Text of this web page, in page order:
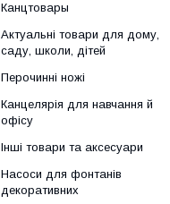
Канцтовары
Актуальні товари для дому,
саду, школи, дітей
Перочинні ножі
Канцелярія для навчання й
офісу
Інші товари та аксесуари
Насоси для фонтанів
декоративних